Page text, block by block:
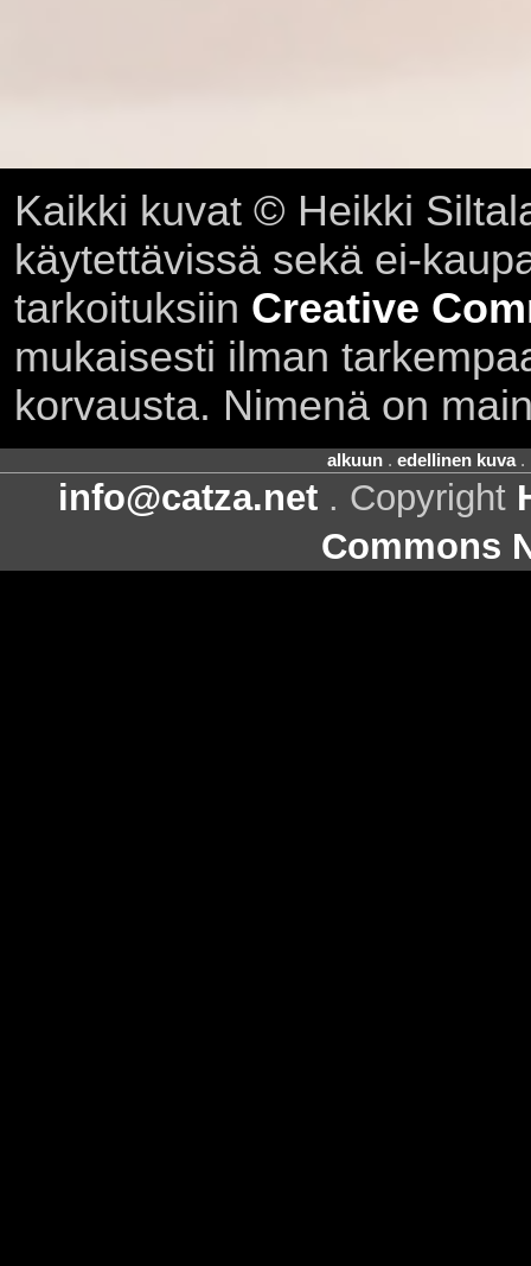
Kaikki kuvat © Heikki
käytettävissä sekä ei-
tarkoituksiin Creative
mukaisesti ilman
korvausta. Nimenä on
alkuun. edellinen kuva.
info@catza.net . Copyright
Commons